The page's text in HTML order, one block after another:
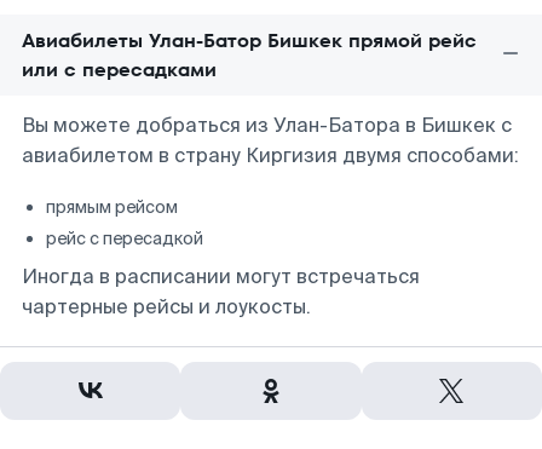
Авиабилеты Улан-Батор Бишкек прямой рейс
или с пересадками
Вы можете добраться из Улан-Батора в Бишкек с
авиабилетом в страну Киргизия двумя способами:
прямым рейсом
рейс с пересадкой
Иногда в расписании могут встречаться
чартерные рейсы и лоукосты.